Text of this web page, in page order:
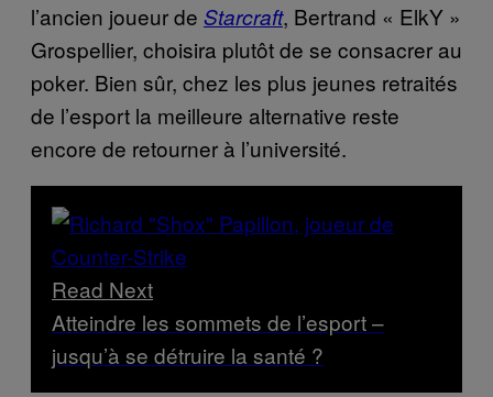
l’ancien joueur de Starcraft, Bertrand « ElkY »
Grospellier, choisira plutôt de se consacrer au
poker. Bien sûr, chez les plus jeunes retraités
de l’esport la meilleure alternative reste
encore de retourner à l’université.
Read Next
Atteindre les sommets de l’esport –
jusqu’à se détruire la santé ?